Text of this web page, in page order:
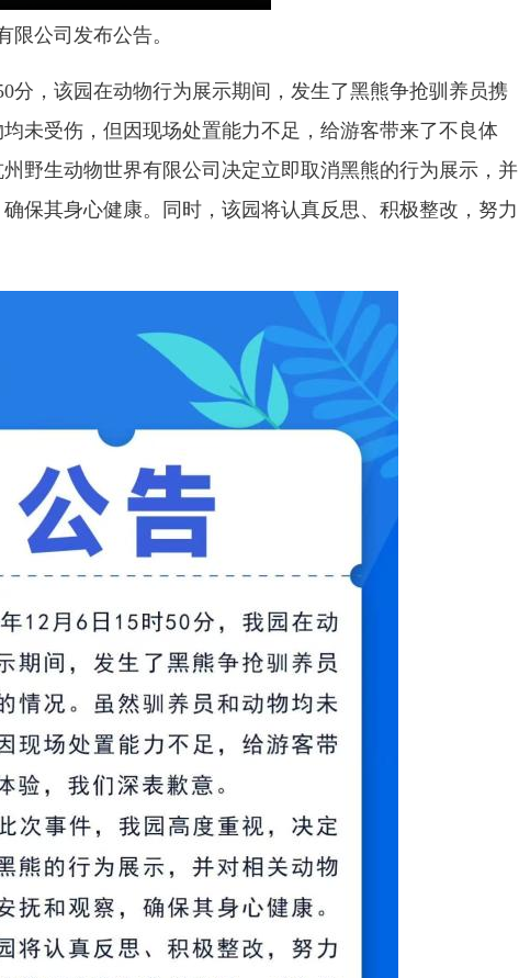
公司发布公告。
，该园在动物行为展示期间，发生了黑熊争抢驯养员携
未受伤，但因现场处置能力不足，给游客带来了不良体
野生动物世界有限公司决定立即取消黑熊的行为展示，并
保其身心健康。同时，该园将认真反思、积极整改，努力